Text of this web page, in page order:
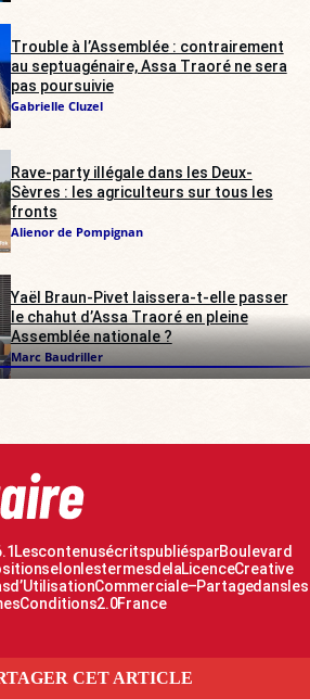
Trouble à l’Assemblée : contrairement
au septuagénaire, Assa Traoré ne sera
pas poursuivie
Gabrielle Cluzel
Rave-party illégale dans les Deux-
Sèvres : les agriculteurs sur tous les
fronts
Alienor de Pompignan
Yaël Braun-Pivet laissera-t-elle passer
le chahut d’Assa Traoré en pleine
Assemblée nationale ?
Marc Baudriller
Les contenus écrits publiés par Boulevard
selon les termes de la Licence Creative
d’Utilisation Commerciale – Partage dans les
Conditions 2.0 France
CET ARTICLE